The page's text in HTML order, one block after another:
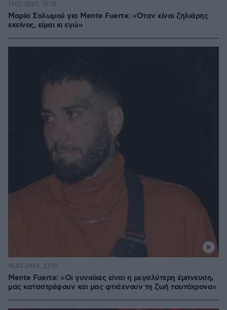
Μαρία Σολωμού για Mente Fuerte: «Όταν είναι ζηλιάρης
εκείνος, είμαι κι εγώ»
17.02.2023, 10:15
Mente Fuerte: «Οι γυναίκες είναι η μεγαλύτερη έμπνευση,
μας καταστρέφουν και μας φτιάχνουν τη ζωή ταυτόχρονα»
15.02.2023, 23:10